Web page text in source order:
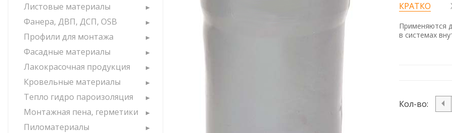
Листовые материалы
Фанера, ДВП, ДСП, OSB
Профили для монтажа
Фасадные материалы
Лакокрасочная продукция
Кровельные материалы
Тепло гидро пароизоляция
Монтажная пена, герметики
Пиломатериалы
КРАТКО
Применяются
в системах
Кол-во: